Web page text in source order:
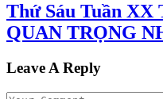
Thứ Sáu Tuần
QUAN TRỌNG
Leave A Reply